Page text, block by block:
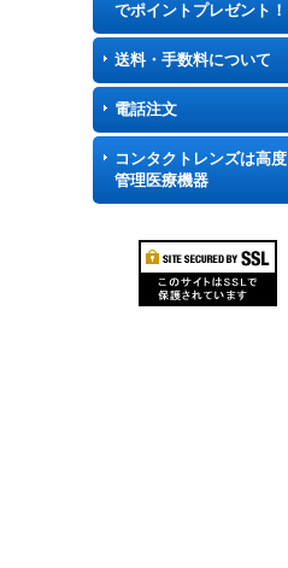
でポイントプレゼント！
送料・手数料について
電話注文
コンタクトレンズは高度
管理医療機器